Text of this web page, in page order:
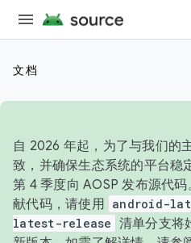
文档
自 2026 年起，为了与我们的
致，并确保生态系统的平台稳
第 4 季度向 AOSP 发布源代
献代码，请使用 android-
latest-release 清单分支将